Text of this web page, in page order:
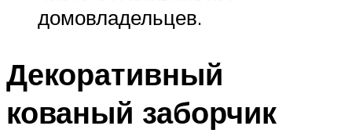
домовладельцев.
Декоративный
кованый заборчик